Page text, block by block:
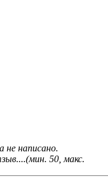
не написано.
50, макс.